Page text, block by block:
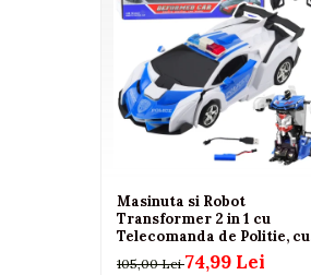
Accesorii pentru hranire
Seturi de hranire
Cani, pahare si accesorii
Suzete si accesorii
Incalzitoare pentru biberoane si
Masinuta si Robot
Transformer 2 in 1 cu
Telecomanda de Politie, cu
Lumini si Sunete, 3 ani+
105,00 Lei74,99 Lei